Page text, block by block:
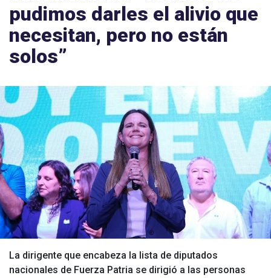
pudimos darles el alivio que
necesitan, pero no están
solos”
La dirigente que encabeza la lista de diputados
nacionales de Fuerza Patria se dirigió a las personas